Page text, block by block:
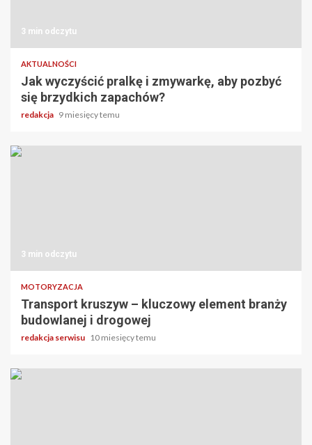
3 min odczytu
AKTUALNOŚCI
Jak wyczyścić pralkę i zmywarkę, aby pozbyć
się brzydkich zapachów?
redakcja 9 miesięcy temu
3 min odczytu
MOTORYZACJA
Transport kruszyw – kluczowy element branży
budowlanej i drogowej
redakcja serwisu 10 miesięcy temu